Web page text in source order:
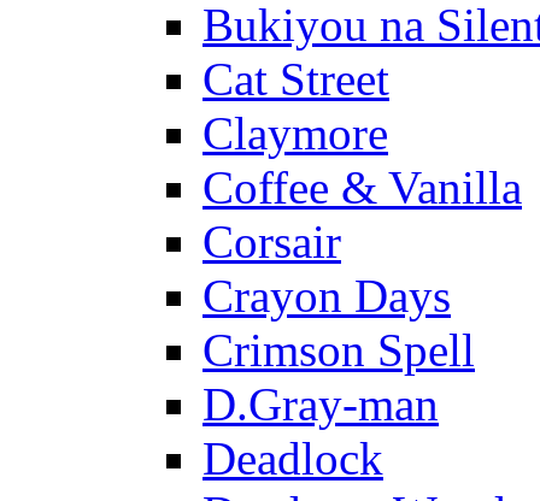
Bukiyou na
Cat Street
Claymore
Coffee & Vanilla
Corsair
Crayon Days
Crimson Spell
D.Gray-man
Deadlock